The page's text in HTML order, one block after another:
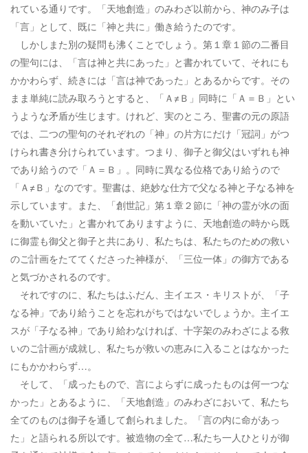
れている通りです。「天地創造」のみわざ以前から、神のみ子は
「言」として、既に「神と共に」働き給うたのです。
しかしまた別の疑問も沸くことでしょう。第１章１節の二番目
の聖句には、「言は神と共にあった」と書かれていて、それにも
かかわらず、続きには「言は神であった」とあるからです。その
まま単純に読み取ろうとすると、「Ａ≠Ｂ」同時に「Ａ＝Ｂ」とい
うような矛盾が生じます。けれど、実のところ、聖書の元の原語
では、二つの聖句のそれぞれの「神」の片方にだけ「冠詞」がつ
けられ書き分けられています。つまり、御子と御父はいずれも神
であり給うので「Ａ＝Ｂ」。同時に異なる位格であり給うので
「Ａ≠Ｂ」なのです。聖書は、絶妙な仕方で父なる神と子なる神を
示しています。また、「創世記」第１章２節に「神の霊が水の面
を動いていた」と書かれてありますように、天地創造の時から既
に御霊も御父と御子と共にあり、私たちは、私たちのための救い
のご計画をたててくださった神様が、「三位一体」の御方である
と気づかされるのです。
それですのに、私たちはふだん、主イエス・キリストが、「子
なる神」であり給うことを忘れがちではないでしょうか。主イエ
スが「子なる神」であり給わなければ、十字架のみわざによる救
いのご計画が成就し、私たちが救いの恵みに入ることはなかった
にもかかわらず…。
そして、「成ったもので、言によらずに成ったものは何一つな
かった」とあるように、「天地創造」のみわざにおいて、私たち
全てのものは御子を通して創られました。「言の内に命があっ
た」と語られる所以です。被造物の全て…私たち一人ひとりが御